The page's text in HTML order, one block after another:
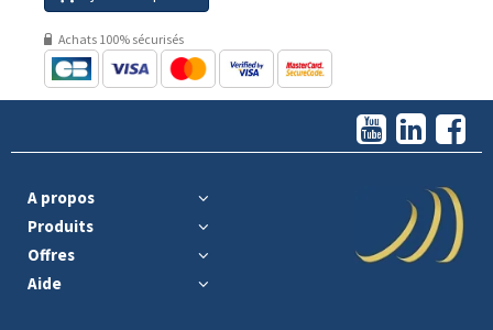
Achats 100% sécurisés
A propos
Produits
Offres
Aide